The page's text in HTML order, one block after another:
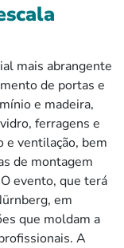
mais abrangente
de portas e
e madeira,
ferragens e
e ventilação, bem
de montagem
evento, que terá
em
que moldam a
A